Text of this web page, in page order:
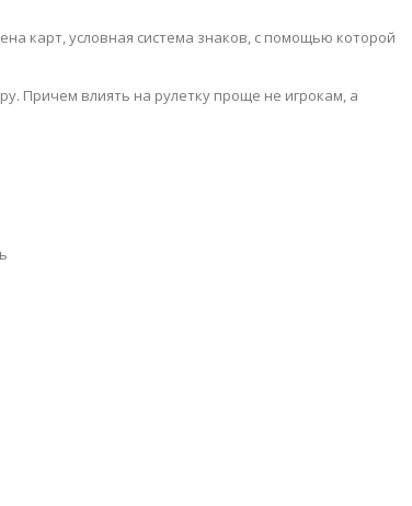
карт, условная система знаков, с помощью которой
Причем влиять на рулетку проще не игрокам, а